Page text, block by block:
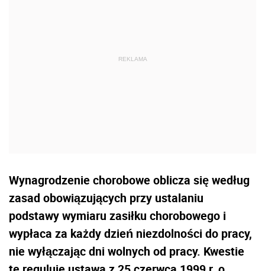
Wynagrodzenie chorobowe oblicza się według
zasad obowiązujących przy ustalaniu
podstawy wymiaru zasiłku chorobowego i
wypłaca za każdy dzień niezdolności do pracy,
nie wyłączając dni wolnych od pracy. Kwestie